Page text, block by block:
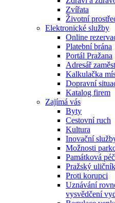
Zvířata
Životní
Elektronické služby
Online
Platební brána
Portál Pražana
Adresář
Kalkulačka
Dopravní
Katalog firem
Zajímá vás
Byty
Cestovní ruch
Kultura
Inovační
Možnosti
Památková
Pražský uličník
Proti korupci
Uznávání
vysvědčení